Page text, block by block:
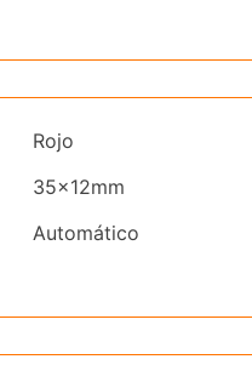
Rojo
35x12mm
Automático